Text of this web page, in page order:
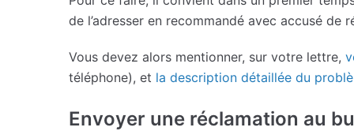
de l’adresser en recommandé avec accusé de
Vous devez alors mentionner, sur votre lettre,
téléphone), et la description détaillée du
Envoyer une réclamation au